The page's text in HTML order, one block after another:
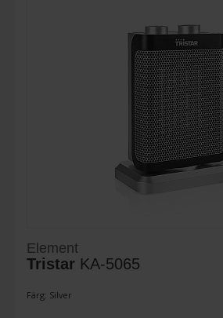
Element
Tristar KA-5065
Färg: Silver